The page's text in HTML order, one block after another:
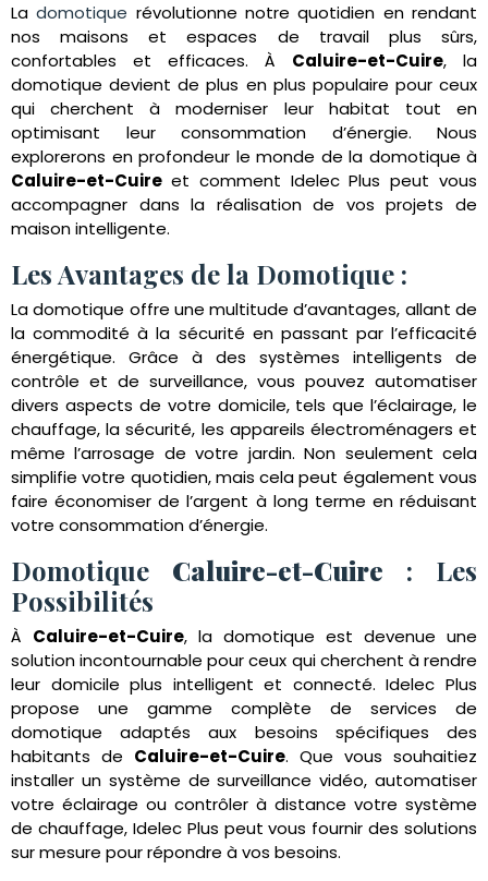
Ladomotique révolutionne notre quotidien en rendant
nos maisons et espaces de travail plus sûrs,
confortables et efficaces. À Caluire-et-Cuire, la
domotique devient de plus en plus populaire pour ceux
qui cherchent à moderniser leur habitat tout en
optimisant leur consommation d’énergie. Nous
explorerons en profondeur le monde de la domotique à
Caluire-et-Cuire et comment Idelec Plus peut vous
accompagner dans la réalisation de vos projets de
maison intelligente.
Les Avantages de la Domotique :
La domotique offre une multitude d’avantages, allant de
la commodité à la sécurité en passant par l’efficacité
énergétique. Grâce à des systèmes intelligents de
contrôle et de surveillance, vous pouvez automatiser
divers aspects de votre domicile, tels que l’éclairage, le
chauffage, la sécurité, les appareils électroménagers et
même l’arrosage de votre jardin. Non seulement cela
simplifie votre quotidien, mais cela peut également vous
faire économiser de l’argent à long terme en réduisant
votre consommation d’énergie.
Domotique Caluire-et-Cuire
: Les
Possibilités
À Caluire-et-Cuire, la domotique est devenue une
solution incontournable pour ceux qui cherchent à rendre
leur domicile plus intelligent et connecté. Idelec Plus
propose une gamme complète de services de
domotique adaptés aux besoins spécifiques des
habitants de Caluire-et-Cuire. Que vous souhaitiez
installer un système de surveillance vidéo, automatiser
votre éclairage ou contrôler à distance votre système
de chauffage, Idelec Plus peut vous fournir des solutions
sur mesure pour répondre à vos besoins.